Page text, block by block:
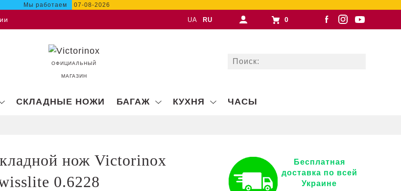
Мы работаем 07-08-2026
UA RU 0
ОФИЦИАЛЬНЫЙ
МАГАЗИН
СКЛАДНЫЕ НОЖИ БАГАЖ КУХНЯ ЧАСЫ
нож Victorinox
0.6228
Бесплатная
доставка по всей
Украине